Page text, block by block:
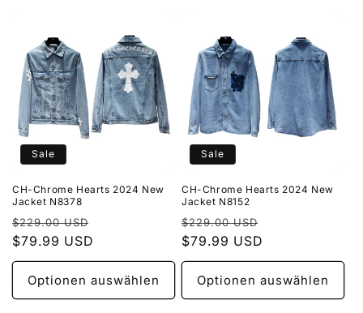
Sale
CH-Chrome Hearts 2024 New
Jacket N8378
Normaler
Preis
$229.00 USD
Verkaufspreis
$79.99 USD
Optionen auswählen
Sale
CH-Chrome Hearts 2024 New
Jacket N8152
Normaler
Preis
$229.00 USD
$79.99 USD
Optionen auswählen